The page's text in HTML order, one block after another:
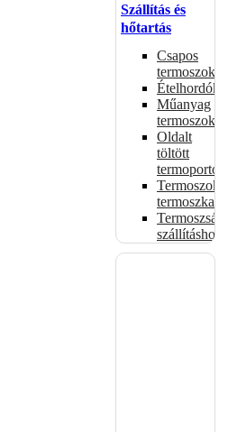
Szállítás és
hőtartás
Csapos
termoszok
Ételhordók
Műanyag
termoszok
Oldalt
töltött
termoportok
Termoszok,
termoszkannák
Termoszsákok
szállításhoz